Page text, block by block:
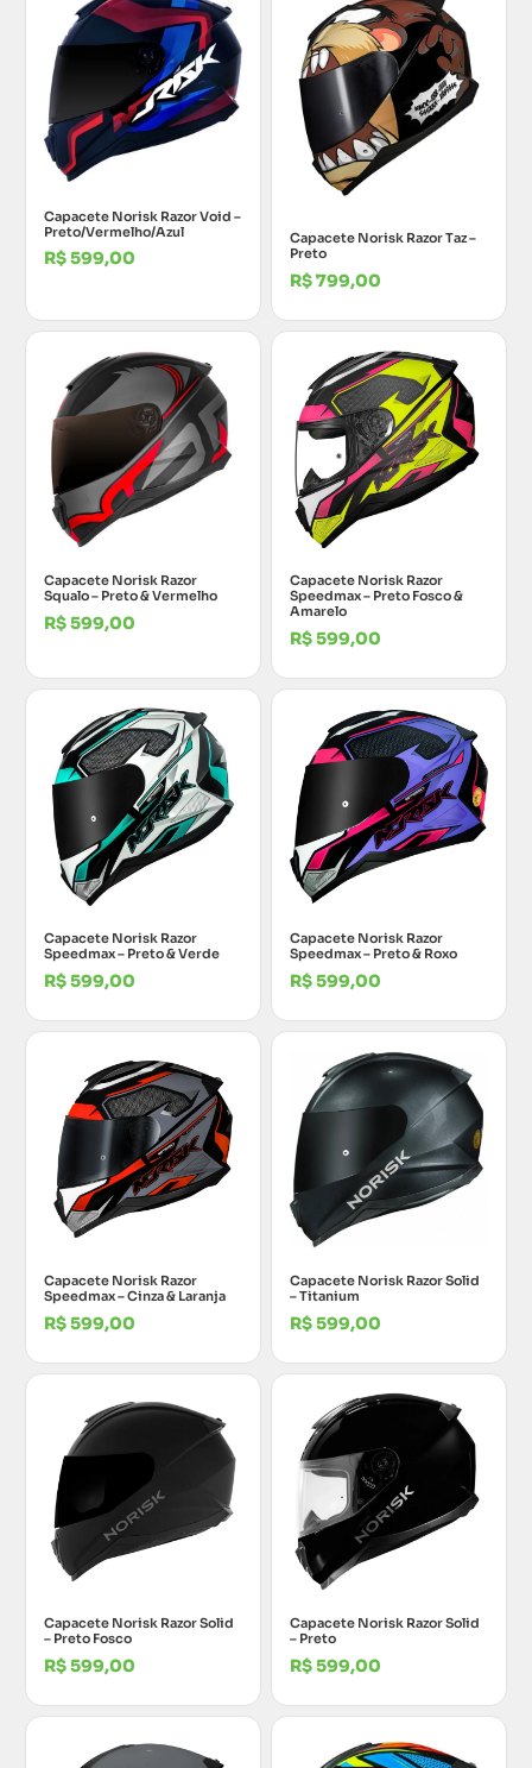
Capacete Norisk Razor Void –
Preto/Vermelho/Azul
R$599,00
Capacete Norisk Razor Taz –
Preto
R$799,00
Capacete Norisk Razor
Squalo – Preto & Vermelho
R$599,00
Capacete Norisk Razor
Speedmax – Preto Fosco &
Amarelo
R$599,00
Capacete Norisk Razor
Speedmax – Preto & Verde
R$599,00
Capacete Norisk Razor
Speedmax – Preto & Roxo
R$599,00
Capacete Norisk Razor
Speedmax – Cinza & Laranja
R$599,00
Capacete Norisk Razor Solid
– Titanium
R$599,00
Capacete Norisk Razor Solid
– Preto Fosco
R$599,00
Capacete Norisk Razor Solid
– Preto
R$599,00